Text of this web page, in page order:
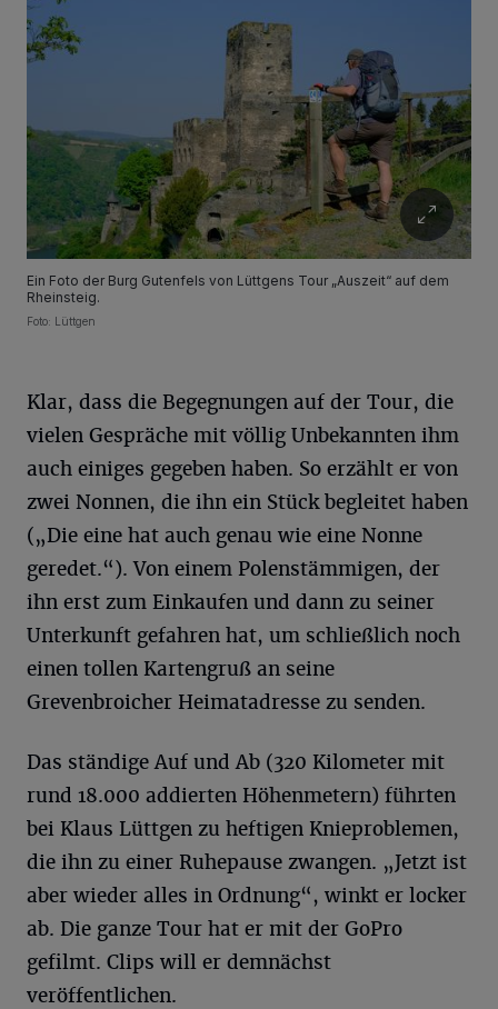
Ein Foto der Burg Gutenfels von Lüttgens Tour „Auszeit“ auf dem
Rheinsteig.
Foto: Lüttgen
Klar, dass die Begegnungen auf der Tour, die
vielen Gespräche mit völlig Unbekannten ihm
auch einiges gegeben haben. So erzählt er von
zwei Nonnen, die ihn ein Stück begleitet haben
(„Die eine hat auch genau wie eine Nonne
geredet.“). Von einem Polenstämmigen, der
ihn erst zum Einkaufen und dann zu seiner
Unterkunft gefahren hat, um schließlich noch
einen tollen Kartengruß an seine
Grevenbroicher Heimatadresse zu senden.
Das ständige Auf und Ab (320 Kilometer mit
rund 18.000 addierten Höhenmetern) führten
bei Klaus Lüttgen zu heftigen Knieproblemen,
die ihn zu einer Ruhepause zwangen. „Jetzt ist
aber wieder alles in Ordnung“, winkt er locker
ab. Die ganze Tour hat er mit der GoPro
gefilmt. Clips will er demnächst
veröffentlichen.